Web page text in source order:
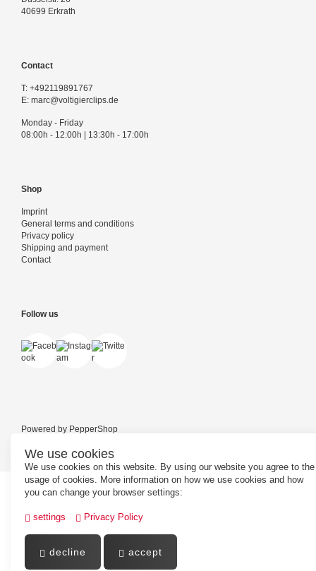
We use cookies
We use cookies on this website. By using our website you agree to the
usage of cookies. More information on how we use cookies and how
you can change your browser settings:
settings Privacy Policy
decline accept
40699 Erkrath
Contact
T: +492119891767
E: marc@voltigierclips.de
Monday - Friday
08:00h - 12:00h | 13:30h - 17:00h
Shop
Imprint
General terms and conditions
Privacy policy
Shipping and payment
Contact
Follow us
Powered by PepperShop